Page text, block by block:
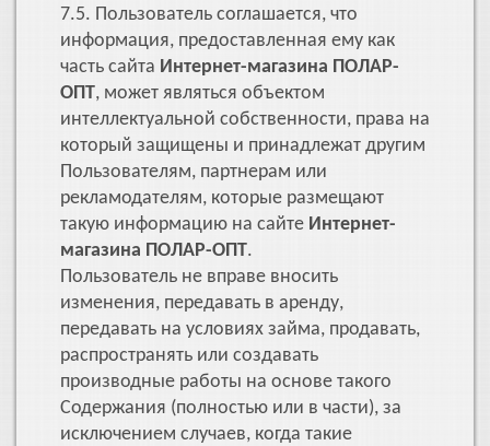
7.5. Пользователь соглашается, что
информация, предоставленная ему как
часть сайта Интернет-магазина ПОЛАР-
ОПТ, может являться объектом
интеллектуальной собственности, права на
который защищены и принадлежат другим
Пользователям, партнерам или
рекламодателям, которые размещают
такую информацию на сайте Интернет-
магазина ПОЛАР-ОПТ.
Пользователь не вправе вносить
изменения, передавать в аренду,
передавать на условиях займа, продавать,
распространять или создавать
производные работы на основе такого
Содержания (полностью или в части), за
исключением случаев, когда такие